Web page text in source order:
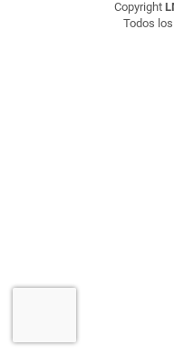
Copyright
Todos